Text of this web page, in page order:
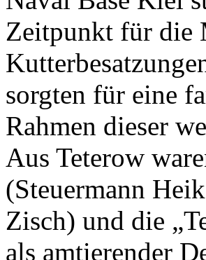
Zeitpunkt für die
sorgten für eine
Rahmen dieser
Aus Teterow
(Steuermann
Zisch) und die
als amtierender